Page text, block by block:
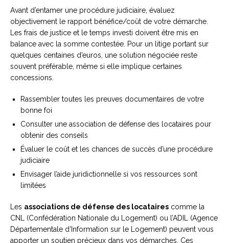
Avant d’entamer une procédure judiciaire, évaluez
objectivement le rapport bénéfice/coût de votre démarche.
Les frais de justice et le temps investi doivent être mis en
balance avec la somme contestée. Pour un litige portant sur
quelques centaines d’euros, une solution négociée reste
souvent préférable, même si elle implique certaines
concessions.
Rassembler toutes les preuves documentaires de votre
bonne foi
Consulter une association de défense des locataires pour
obtenir des conseils
Évaluer le coût et les chances de succès d’une procédure
judiciaire
Envisager l’aide juridictionnelle si vos ressources sont
limitées
Les associations de défense des locataires comme la
CNL (Confédération Nationale du Logement) ou l’ADIL (Agence
Départementale d’Information sur le Logement) peuvent vous
apporter un soutien précieux dans vos démarches. Ces